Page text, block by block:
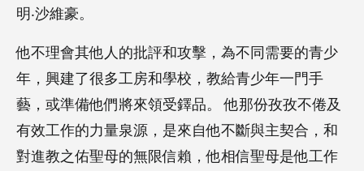
明‧沙維豪。
他不理會其他人的批評和攻擊，為不同需要的青少
年，興建了很多工房和學校，教給青少年一門手
藝，或準備他們將來領受鐸品。 他那份孜孜不倦及
有效工作的力量泉源，是來自他不斷與主契合，和
對進教之佑聖母的無限信賴，他相信聖母是他工作